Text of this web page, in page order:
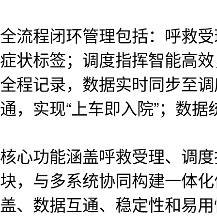
全流程闭环管理包括：呼救
症状标签；调度指挥智能高
全程记录，数据实时同步至
通，实现“上车即入院”；数
核心功能涵盖呼救受理、调
块，与多系统协同构建一体
盖、数据互通、稳定性和易